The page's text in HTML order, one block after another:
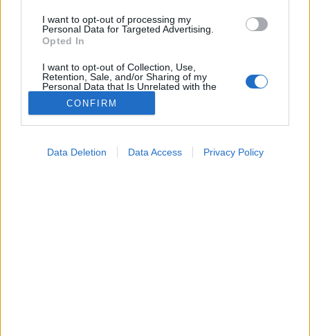
I want to opt-out of processing my
Personal Data for Targeted Advertising.
Opted In
I want to opt-out of Collection, Use,
Retention, Sale, and/or Sharing of my
Personal Data that Is Unrelated with the
Purposes for which it was collected.
Opted Out
CONFIRM
Data Deletion Data Access Privacy Policy
2024. augusztus 01. 09:04
Küldés Küldés Messengeren